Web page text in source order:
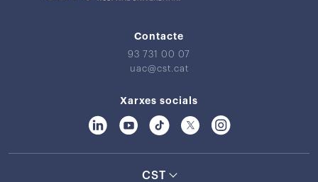
Contacte
93 731 00 07
uac@cst.cat
Xarxes socials
CST